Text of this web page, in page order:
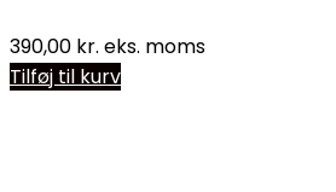
390,00 kr. eks. moms
Tilføj til kurv